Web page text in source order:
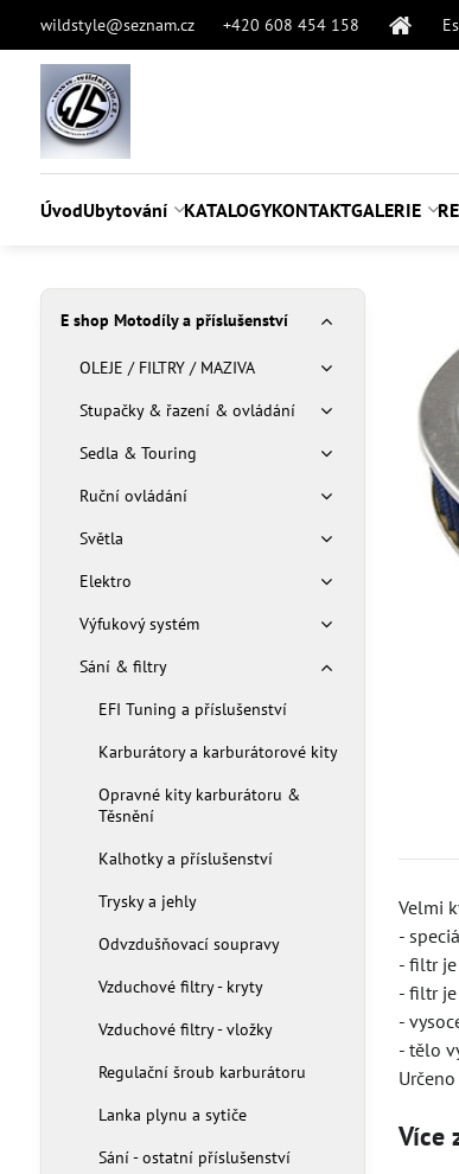
wildstyle@seznam.cz +420 608 454 158
ÚvodUbytování KATALOGYKONTAKTGALERIE
Velmi
-
- filtr
- filtr
-
- tělo
Více
E shop Motodíly a příslušenství
OLEJE / FILTRY / MAZIVA
Stupačky & řazení & ovládání
Sedla & Touring
Ruční ovládání
Světla
Elektro
Výfukový systém
Sání & filtry
EFI Tuning a příslušenství
Karburátory a karburátorové kity
Opravné kity karburátoru &
Těsnění
Kalhotky a příslušenství
Trysky a jehly
Odvzdušňovací soupravy
Vzduchové filtry - kryty
Vzduchové filtry - vložky
Regulační šroub karburátoru
Lanka plynu a sytiče
Sání - ostatní příslušenství